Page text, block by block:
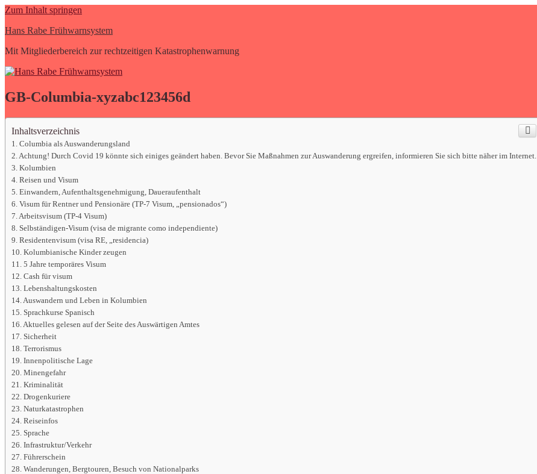
Zum Inhalt springen
Hans Rabe Frühwarnsystem
Mit Mitgliederbereich zur rechtzeitigen Katastrophenwarnung
GB-Columbia-xyzabc123456d
Inhaltsverzeichnis
Columbia als Auswanderungsland
Achtung! Durch Covid 19 könnte sich einiges geändert haben. Bevor Sie Maßnahmen zur Auswanderung ergreifen, informieren Sie sich bitte näher im Internet.
Kolumbien
Reisen und Visum
Einwandern, Aufenthaltsgenehmigung, Daueraufenthalt
Visum für Rentner und Pensionäre (TP-7 Visum, „pensionados“)
Arbeitsvisum (TP-4 Visum)
Selbständigen-Visum (visa de migrante como independiente)
Residentenvisum (visa RE, „residencia)
Kolumbianische Kinder zeugen
5 Jahre temporäres Visum
Cash für visum
Lebenshaltungskosten
Auswandern und Leben in Kolumbien
Sprachkurse Spanisch
Aktuelles gelesen auf der Seite des Auswärtigen Amtes
Sicherheit
Terrorismus
Innenpolitische Lage
Minengefahr
Kriminalität
Drogenkuriere
Naturkatastrophen
Reiseinfos
Sprache
Infrastruktur/Verkehr
Führerschein
Wanderungen, Bergtouren, Besuch von Nationalparks